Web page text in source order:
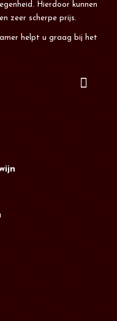
Hierdoor kunnen
zeer scherpe prijs.
helpt u graag bij het